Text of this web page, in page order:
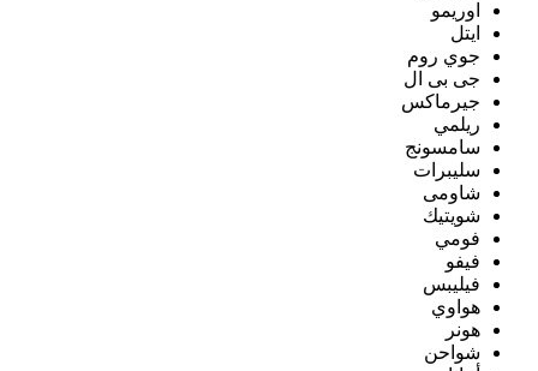
اوريمو
ايتل
جوي روم
جى بى ال
جيرماكس
ريلمي
سامسونج
سليبرات
شاومى
شويتيك
فومي
فيفو
فيليبس
هواوي
هونر
شواحن